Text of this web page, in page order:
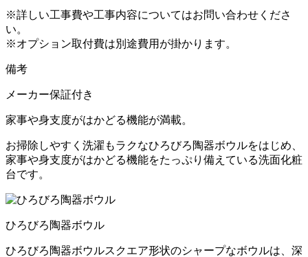
※詳しい工事費や工事内容についてはお問い合わせくださ
い。
※オプション取付費は別途費用が掛かります。
備考
メーカー保証付き
家事や身支度がはかどる機能が満載。
お掃除しやすく洗濯もラクなひろびろ陶器ボウルをはじめ、
家事や身支度がはかどる機能をたっぷり備えている洗面化粧
台です。
ひろびろ陶器ボウル
ひろびろ陶器ボウルスクエア形状のシャープなボウルは、深